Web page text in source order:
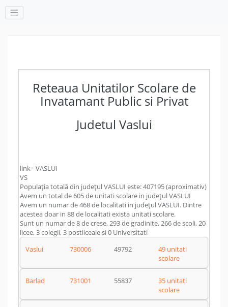
Reteaua Unitatilor Scolare de
Invatamant Public si Privat
Judetul Vaslui
link= VASLUI
VS
Populația totală din județul VASLUI este: 407195 (aproximativ)
Avem un total de 605 de unitati scolare in județul VASLUI
Avem un numar de 468 de localitati in județul VASLUI. Dintre
acestea doar in 88 de localitati exista unitati scolare.
Sunt un numar de 8 de crese, 293 de gradinite, 266 de scoli, 20
licee, 3 colegii, 3 postliceale si 0 Universitati
Vaslui
730006 49792
49 unitati
scolare
Barlad 731001 55837
35 unitati
scolare